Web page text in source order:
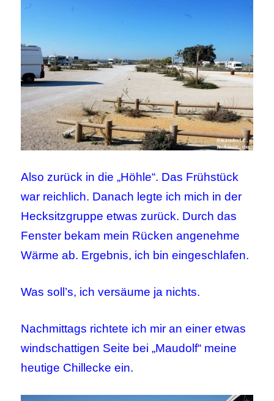
Also zurück in die „Höhle“. Das Frühstück
war reichlich. Danach legte ich mich in der
Hecksitzgruppe etwas zurück. Durch das
Fenster bekam mein Rücken angenehme
Wärme ab. Ergebnis, ich bin eingeschlafen.
Was soll’s, ich versäume ja nichts.
Nachmittags richtete ich mir an einer etwas
windschattigen Seite bei „Maudolf“ meine
heutige Chillecke ein.